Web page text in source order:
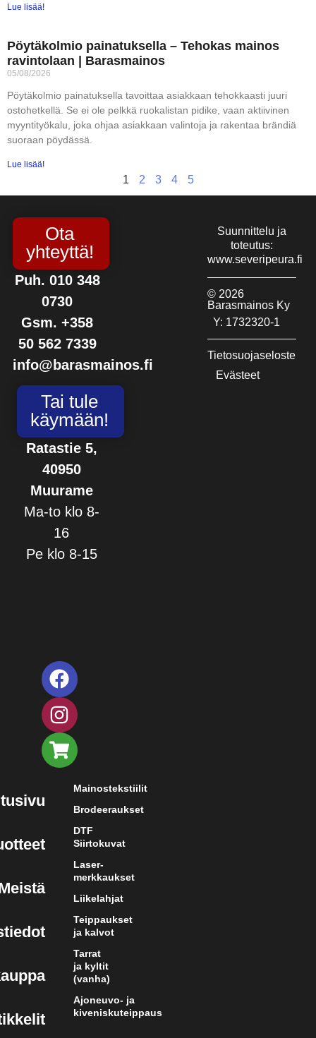
Lue lisää!
Pöytäkolmio painatuksella – Tehokas mainos
ravintolaan | Barasmainos
05/08/2026
Pöytäkolmio painatuksella tavoittaa asiakkaan tehokkaasti juuri
ostohetkellä. Se ei ole pelkkä ruokalistan pidike, vaan aktiivinen
myyntityökalu, joka ohjaa asiakkaan valintoja ja rakentaa brändiä
suoraan pöydässä.
Lue lisää!
1 2 3 4 5
Ota
yhteyttä!
Puh. 010 348
0730
Gsm. +358
50 562 7339
info@barasmainos.fi
Tai tule
käymään!
Ratastie 5,
40950
Muurame
Ma-to klo 8-
16
Pe klo 8-15
Mainostekstiilit
Brodeeraukset
DTF
Siirtokuvat
Laser-
merkkaukset
Liikelahjat
Teippaukset
ja kalvot
Tarrat
ja kyltit
(vanha)
Ajoneuvo- ja
kiveniskuteippaus
Suunnittelu ja
toteutus:
www.severipeura.fi
© 2026
Barasmainos Ky
Y: 1732320-1
Tietosuojaseloste
Evästeet